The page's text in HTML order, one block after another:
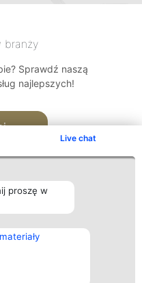
Live chat
proszę w
branży
Sprawdź naszą
najlepszych!
Kontakt
Kontakt